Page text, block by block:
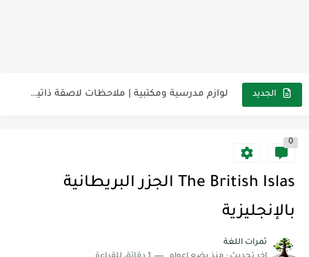
الجديد لوازم مدرسية ومكتبية | ملاحظات لاصقة ذاتية على شكل قلب...
0
The British Islas الجزر البريطانية
بالإنجليزية
ثمرات اللغة